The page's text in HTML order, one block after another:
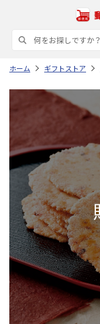
ホーム ギフトストア